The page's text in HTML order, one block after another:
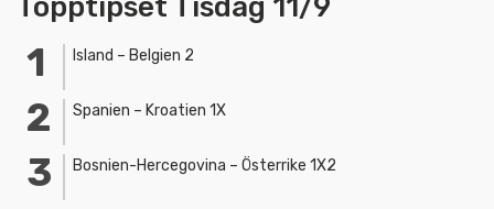
Island – Belgien 2
Spanien – Kroatien 1X
Bosnien-Hercegovina – Österrike 1X2